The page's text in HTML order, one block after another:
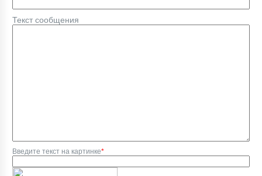
Текст сообщения
Введите текст на картинке*